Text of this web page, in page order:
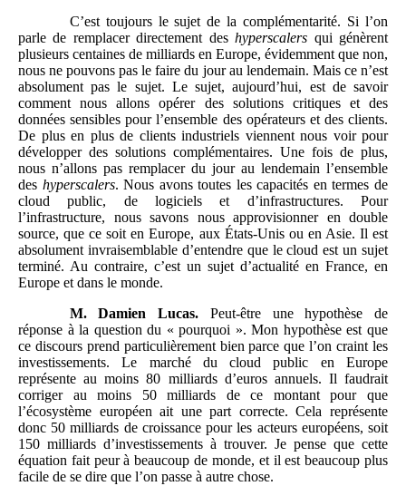
C’est toujours le sujet de la complémentarité. Si l’on
parle de remplacer directement deshyperscalers qui génèrent
plusieurs centaines de milliards en Europe, évidemment que non,
nous ne pouvons pas le faire du jour au lendemain. Mais ce n’est
absolument pas le sujet. Le sujet, aujourd’hui, est de savoir
comment nous allons opérer des solutions critiques et des
données sensibles pour l’ensemble des opérateurs et des clients.
De plus en plus de clients industriels viennent nous voir pour
développer des solutions complémentaires. Une fois de plus,
nous n’allons pas remplacer du jour au lendemain l’ensemble
des hyperscalers. Nous avons toutes les capacités en termes de
cloud public, de logiciels et d’infrastructures. Pour
l’infrastructure, nous savons nous approvisionner en double
source, que ce soit en Europe, aux États-Unis ou en Asie. Il est
absolument invraisemblable d’entendre que le cloud est un sujet
terminé. Au contraire, c’est un sujet d’actualité en France, en
Europe et dans le monde.
M.
Damien Lucas. Peut-être une hypothèse de
réponse à la question du « pourquoi ». Mon hypothèse est que
ce discours prend particulièrement bien parce que l’on craint les
investissements. Le marché du cloud public en Europe
représente au moins 80 milliards d’euros annuels. Il faudrait
corriger au moins 50 milliards de ce montant pour que
l’écosystème européen ait une part correcte. Cela représente
donc 50 milliards de croissance pour les acteurs européens, soit
150 milliards d’investissements à trouver. Je pense que cette
équation fait peur à beaucoup de monde, et il est beaucoup plus
facile de se dire que l’on passe à autre chose.